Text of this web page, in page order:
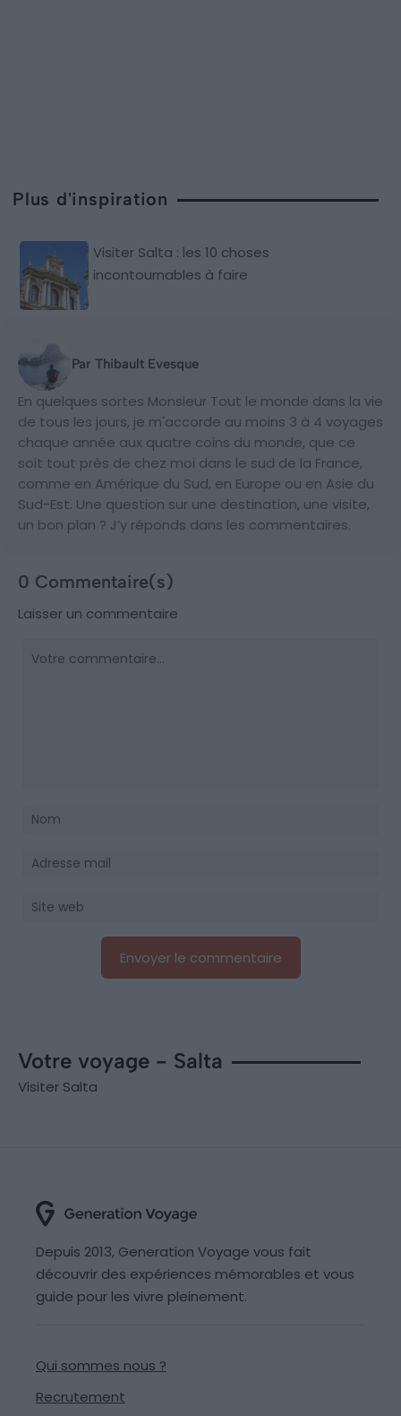
Plus d'inspiration
Visiter Salta : les 10 choses
incontournables à faire
Par Thibault Evesque
En quelques sortes Monsieur Tout le monde dans la vie
de tous les jours, je m'accorde au moins 3 à 4 voyages
chaque année aux quatre coins du monde, que ce
soit tout près de chez moi dans le sud de la France,
comme en Amérique du Sud, en Europe ou en Asie du
Sud-Est. Une question sur une destination, une visite,
un bon plan ? J’y réponds dans les commentaires.
0 Commentaire(s)
Laisser un commentaire
Votre voyage - Salta
Visiter Salta
Depuis 2013, Generation Voyage vous fait
découvrir des expériences mémorables et vous
guide pour les vivre pleinement.
Qui sommes nous ?
Recrutement